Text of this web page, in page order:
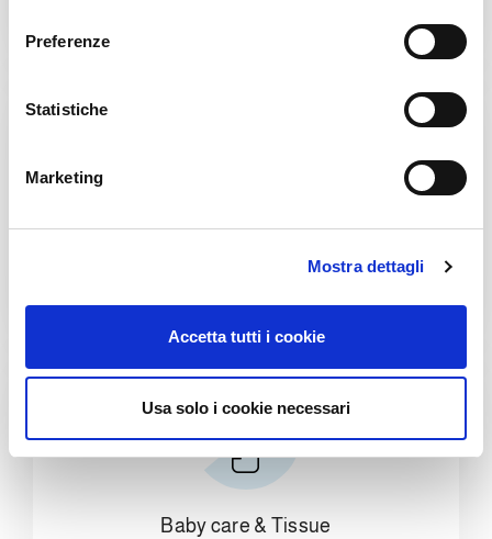
o
Preferenze
Statistiche
Marketing
Mostra dettagli
Accetta tutti i cookie
Usa solo i cookie necessari
Baby care & Tissue